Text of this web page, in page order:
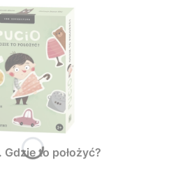
Gdzie to położyć?